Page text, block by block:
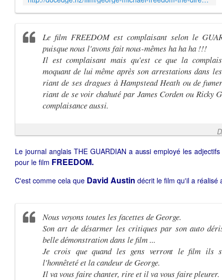
Le film FREEDOM est complaisant selon le
puisque nous l'avons fait nous-mêmes ha ha ha !!!
Il est complaisant mais qu'est ce que la
moquant de lui même après son arrestations dans
riant de ses dragues à Hampstead Heath ou de
riant de se voir chahuté par James Corden ou Ricky
complaisance aussi.
Le journal anglais THE GUARDIAN a aussi employé les
pour le film FREEDOM.
C'est comme cela que David Austin décrit le film qu'il a réalisé
Nous voyons toutes les facettes de George.
Son art de désarmer les critiques par son auto
belle démonstration dans le film ...
Je crois que quand les gens verront le film ils
l'honnêteté et la candeur de George.
Il va vous faire chanter, rire et il va vous faire pleurer.